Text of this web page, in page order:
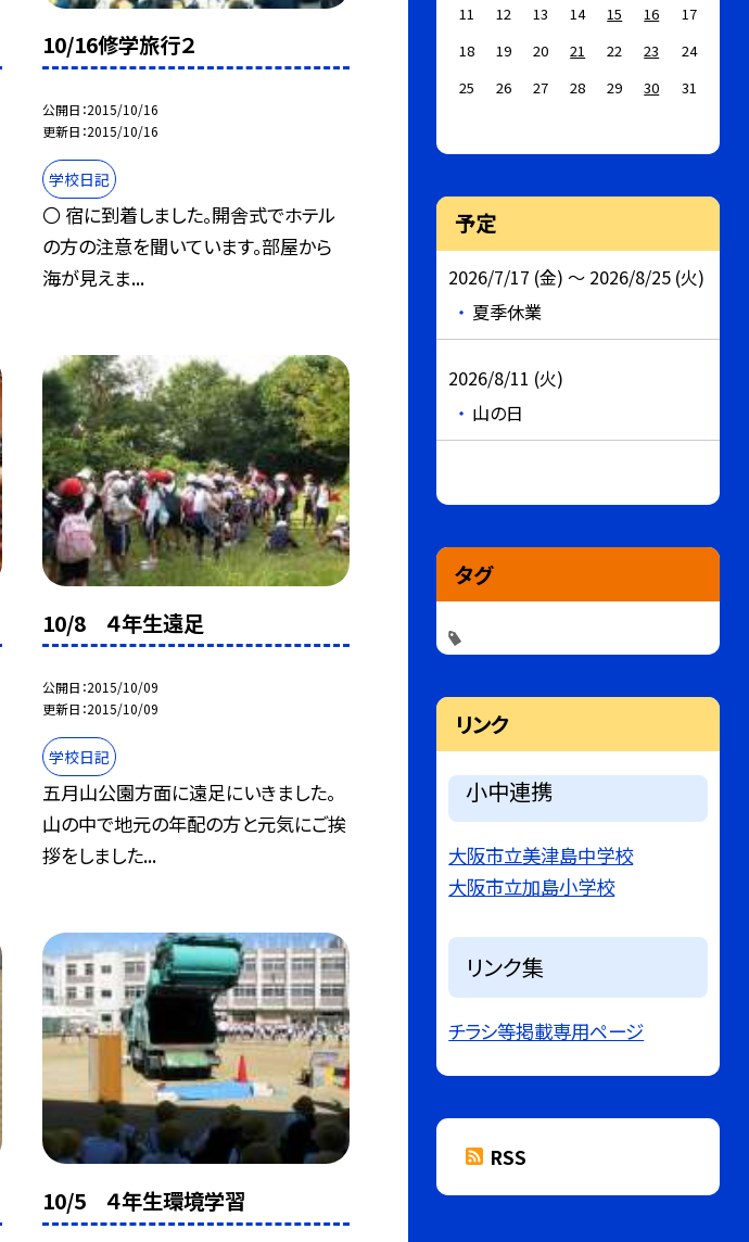
10/16修学旅行２
公開日 2015/10/16
更新日 2015/10/16
学校日記
〇 宿に到着しました。開舎式でホテル
の方の注意を聞いています。部屋から
海が見えま...
10/8 ４年生遠足
公開日 2015/10/09
更新日 2015/10/09
学校日記
五月山公園方面に遠足にいきました。
山の中で地元の年配の方と元気にご挨
拶をしました...
10/5 ４年生環境学習
11
12 13 14 15 16
17
18
19 20 21 22 23
24
25
26 27 28 29 30 31
予定
2026/7/17 (金) ～ 2026/8/25 (火)
夏季休業
2026/8/11 (火)
山の日
タグ
リンク
小中連携
大阪市立美津島中学校
大阪市立加島小学校
リンク集
チラシ等掲載専用ページ
RSS